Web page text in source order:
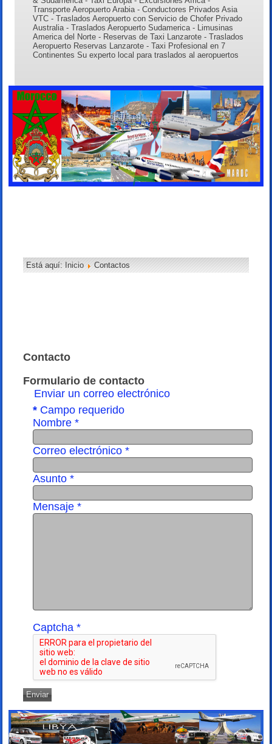
Transporte Aeropuerto Arabia - Conductores Privados Asia
VTC - Traslados Aeropuerto con Servicio de Chofer Privado
Australia - Traslados Aeropuerto Sudamerica - Limusinas
America del Norte - Reservas de Taxi Lanzarote - Traslados
Aeropuerto Reservas Lanzarote - Taxi Profesional en 7
Continentes Su experto local para traslados al aeropuertos
Está aquí: Inicio Contactos
Contacto
Formulario de contacto
Enviar un correo electrónico
*Campo requerido
Nombre*
Correo electrónico*
Asunto*
Mensaje*
Captcha*
Enviar